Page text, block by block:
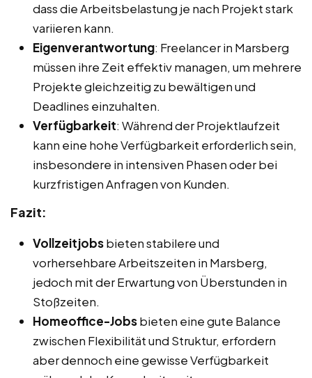
dass die Arbeitsbelastung je nach Projekt stark
variieren kann.
Eigenverantwortung: Freelancer in Marsberg
müssen ihre Zeit effektiv managen, um mehrere
Projekte gleichzeitig zu bewältigen und
Deadlines einzuhalten.
Verfügbarkeit: Während der Projektlaufzeit
kann eine hohe Verfügbarkeit erforderlich sein,
insbesondere in intensiven Phasen oder bei
kurzfristigen Anfragen von Kunden.
Fazit:
Vollzeitjobsbieten stabilere und
vorhersehbare Arbeitszeiten in Marsberg,
jedoch mit der Erwartung von Überstunden in
Stoßzeiten.
Homeoffice-Jobsbieten eine gute Balance
zwischen Flexibilität und Struktur, erfordern
aber dennoch eine gewisse Verfügbarkeit